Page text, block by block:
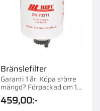
Bränslefilter
Garanti 1 år. Köpa större
mängd? Förpackad om 1
st.
459,00:-